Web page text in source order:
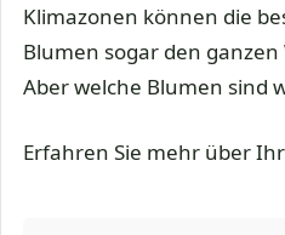
Klimazonen können die
Blumen sogar den
Aber welche Blumen sind
Erfahren Sie mehr über